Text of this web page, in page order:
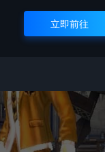
立即前往